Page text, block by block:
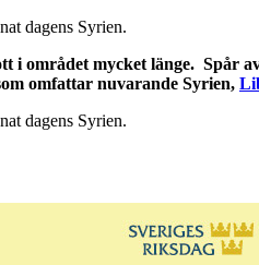
dagens Syrien.
i området mycket länge.
omfattar nuvarande Syrien,
dagens Syrien.